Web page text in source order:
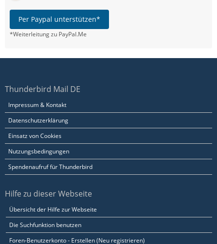
Per Paypal unterstützen*
*Weiterleitung zu PayPal.Me
Thunderbird Mail DE
Impressum & Kontakt
Datenschutzerklärung
Einsatz von Cookies
Nutzungsbedingungen
Spendenaufruf für Thunderbird
Hilfe zu dieser Webseite
Übersicht der Hilfe zur Webseite
Die Suchfunktion benutzen
Foren-Benutzerkonto - Erstellen (Neu registrieren)